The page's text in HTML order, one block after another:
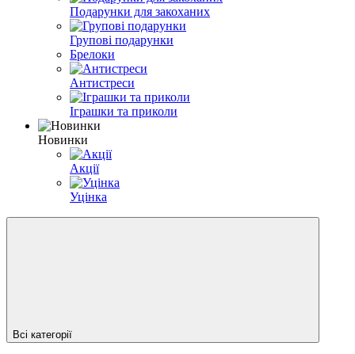
Подарунки для закоханих
Групові подарунки
Брелоки
Антистреси
Іграшки та приколи
Новинки
Акції
Уцінка
Всі категорії